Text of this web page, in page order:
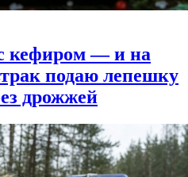
кефиром — и на
подаю лепешку
дрожжей